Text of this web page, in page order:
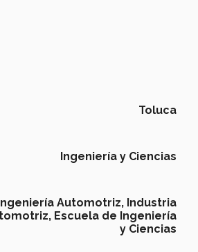
Toluca
Ingeniería y Ciencias
Automotriz, Industria
Escuela de Ingeniería
y Ciencias